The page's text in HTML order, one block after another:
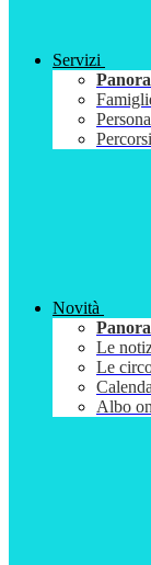
Servizi
Novità
Le
Le
Albo